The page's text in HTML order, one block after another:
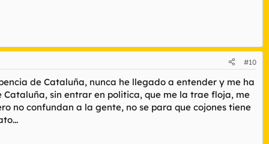
#10
de Cataluña, nunca he llegado a entender y me ha
sin entrar en politica, que me la trae floja, me
no confundan a la gente, no se para que cojones tiene